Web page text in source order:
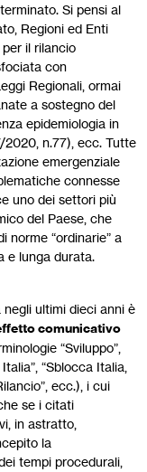
Si pensi al
Regioni ed Enti
il rilancio
con
Regionali, ormai
a sostegno del
epidemiologia in
2020, n.77), ecc. Tutte
emergenziale
connesse
uno dei settori più
del Paese, che
norme “ordinarie” a
e lunga durata.
ultimi dieci anni è
comunicativo
“Sviluppo”,
“Sblocca Italia,
ecc.), i cui
se i citati
in astratto,
la
tempi procedurali,